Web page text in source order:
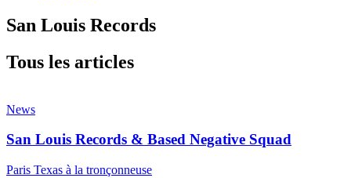
San Louis Records
Tous les articles
News
San Louis Records & Based Negative Squad
Paris Texas à la tronçonneuse